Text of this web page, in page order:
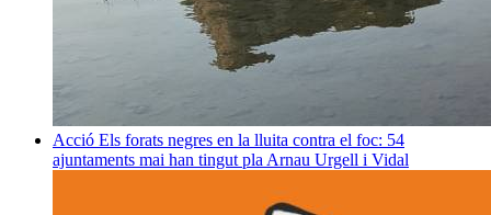
Acció Els forats negres en la lluita contra el foc: 54
ajuntaments mai han tingut pla Arnau Urgell i Vidal